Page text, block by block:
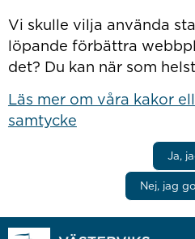
Vi skulle vilja använda
löpande förbättra
det? Du kan när som
Läs mer om våra kakor
samtycke
Ja,
Nej, jag